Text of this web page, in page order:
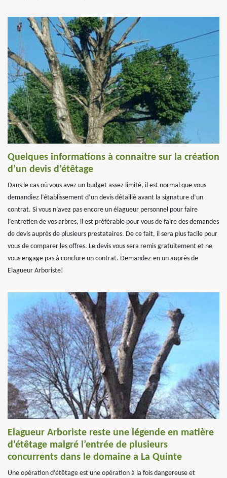
Quelques informations à connaitre sur la création
d’un devis d’étêtage
Dans le cas où vous avez un budget assez limité, il est normal que vous
demandiez l’établissement d’un devis détaillé avant la signature d’un
contrat. Si vous n’avez pas encore un élagueur personnel pour faire
l’entretien de vos arbres, il est préférable pour vous de faire des demandes
de devis auprès de plusieurs prestataires. De ce fait, il sera plus facile pour
vous de comparer les offres. Le devis vous sera remis gratuitement et ne
vous engage pas à conclure un contrat. Demandez-en un auprès de
Elagueur Arboriste!
Elagueur Arboriste reste une légende en matière
d’étêtage malgré l’entrée de plusieurs
concurrents dans le domaine a La Quinte
Une opération d’étêtage est une opération à la fois dangereuse et